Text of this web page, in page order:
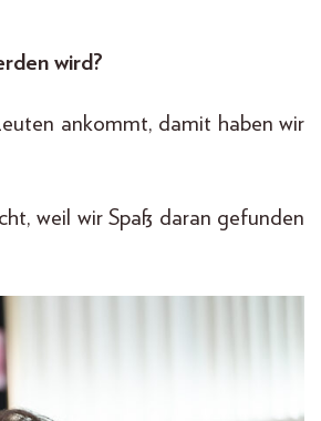
wird?
ankommt, damit haben wir
weil wir Spaß daran gefunden